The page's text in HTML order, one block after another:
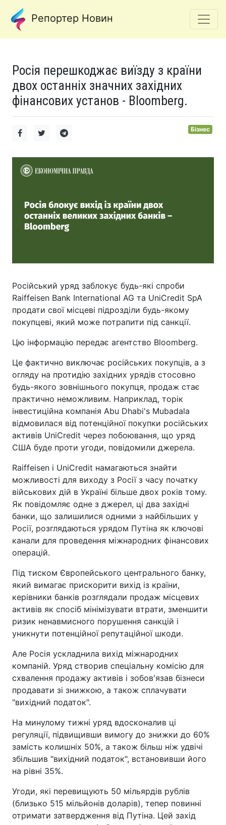
Репортер Новин
Росія перешкоджає виїзду з країни
двох останніх значних західних
фінансових установ - Bloomberg.
Бізнес
Російський уряд заблокує будь-які спроби
Raiffeisen Bank International AG та UniCredit SpA
продати свої місцеві підрозділи будь-якому
покупцеві, який може потрапити під санкції.
Цю інформацію передає агентство Bloomberg.
Це фактично виключає російських покупців, а з
огляду на протидію західних урядів стосовно
будь-якого зовнішнього покупця, продаж стає
практично неможливим. Наприклад, торік
інвестиційна компанія Abu Dhabi's Mubadala
відмовилася від потенційної покупки російських
активів UniCredit через побоювання, що уряд
США буде проти угоди, повідомили джерела.
Raiffeisen і UniCredit намагаються знайти
можливості для виходу з Росії з часу початку
військових дій в Україні більше двох років тому.
Як повідомляє одне з джерел, ці два західні
банки, що залишилися одними з найбільших у
Росії, розглядаються урядом Путіна як ключові
канали для проведення міжнародних фінансових
операцій.
Під тиском Європейського центрального банку,
який вимагає прискорити вихід із країни,
керівники банків розглядали продаж місцевих
активів як спосіб мінімізувати втрати, зменшити
ризик ненавмисного порушення санкцій і
уникнути потенційної репутаційної шкоди.
Але Росія ускладнила вихід міжнародних
компаній. Уряд створив спеціальну комісію для
схвалення продажу активів і зобов'язав бізнеси
продавати зі знижкою, а також сплачувати
"вихідний податок".
На минулому тижні уряд вдосконалив ці
регуляції, підвищивши вимогу до знижки до 60%
замість колишніх 50%, а також більш ніж удвічі
збільшив "вихідний податок", встановивши його
на рівні 35%.
Угоди, які перевищують 50 мільярдів рублів
(близько 515 мільйонів доларів), тепер повинні
отримати затвердження від Путіна. Цей захід